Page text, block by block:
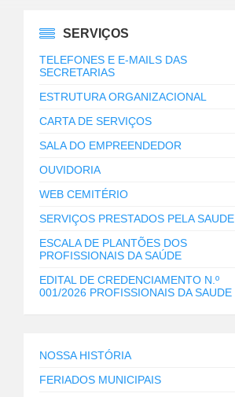
SERVIÇOS
TELEFONES E E-MAILS DAS
SECRETARIAS
ESTRUTURA ORGANIZACIONAL
CARTA DE SERVIÇOS
SALA DO EMPREENDEDOR
OUVIDORIA
WEB CEMITÉRIO
SERVIÇOS PRESTADOS PELA SAUDE
ESCALA DE PLANTÕES DOS
PROFISSIONAIS DA SAÚDE
EDITAL DE CREDENCIAMENTO N.º
001/2026 PROFISSIONAIS DA SAUDE
NOSSA HISTÓRIA
FERIADOS MUNICIPAIS